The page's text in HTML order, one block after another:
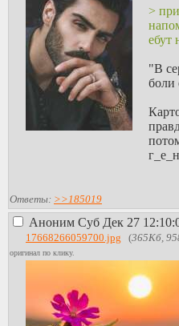
>
ебут
"В
боли
Ответы: >>185019
Аноним Суб Дек 27
17668266059700.jpg (365Кб,
оригинал по клику.